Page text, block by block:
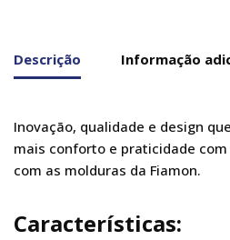
Descrição Informação
Inovação, qualidade e design
mais conforto e praticidade
com as molduras da Fiamon.
Características: